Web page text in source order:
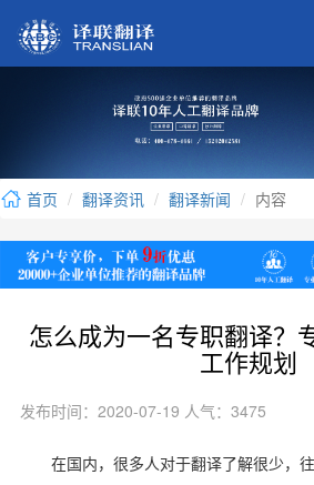
首页 翻译资讯 翻译新闻 内容
怎么成为一名专职翻译？
工作规划
发布时间：2020-07-19 人气：3475
在国内，很多人对于翻译了解很少，